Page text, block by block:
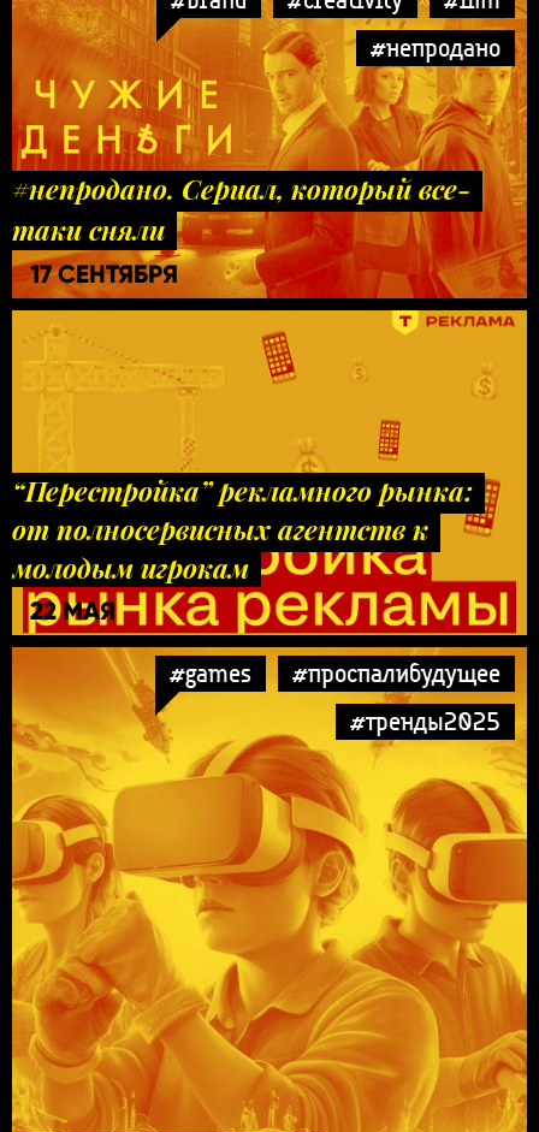
#непродано
#непродано. Сериал, который все-
таки сняли
17 СЕНТЯБРЯ
“Перестройка” рекламного рынка:
от полносервисных агентств к
молодым игрокам
22 МАЯ
#games
#проспалибудущее
#тренды2025